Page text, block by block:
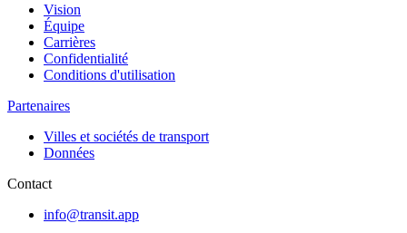
Vision
Équipe
Carrières
Confidentialité
Conditions d'utilisation
Partenaires
Villes et sociétés de transport
Données
Contact
info@transit.app